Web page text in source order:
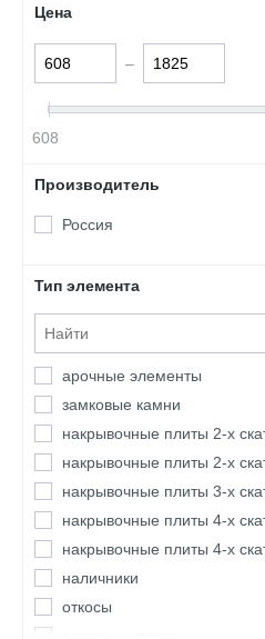
Цена
–
608
Производитель
Россия
Тип элемента
арочные элементы
замковые камни
накрывочные плиты 2-х
накрывочные плиты 2-х
накрывочные плиты 3-х
накрывочные плиты 4-х
накрывочные плиты 4-х
наличники
откосы